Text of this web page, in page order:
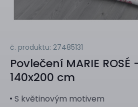
č. produktu: 27485131
Povlečení MARIE
140x200 cm
S květinovým motivem